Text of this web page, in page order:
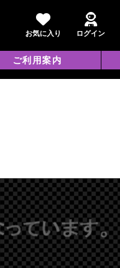
お気に入り ログイン
ご利用案内